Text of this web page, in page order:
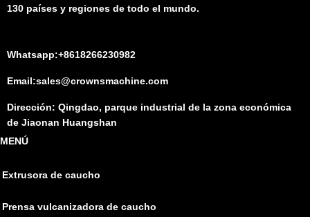
130 países y regiones de todo el mundo.
Whatsapp:+8618266230982
Email:sales@crownsmachine.com
Dirección: Qingdao, parque industrial de la zona económica
de Jiaonan Huangshan
MENÚ
Extrusora de caucho
Prensa vulcanizadora de caucho